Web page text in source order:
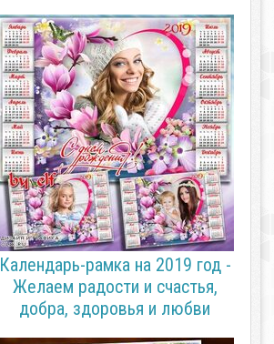
Календарь-рамка на 2019 год -
Желаем радости и счастья,
добра, здоровья и любви